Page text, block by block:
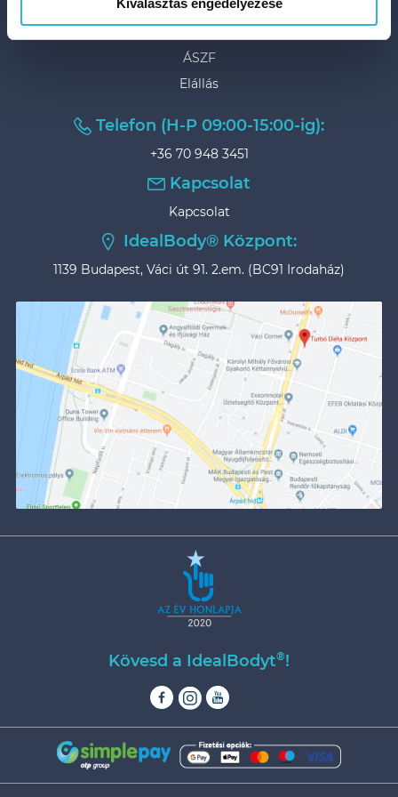
GYIK
ÁSZF
Elállás
Telefon (H-P 09:00-15:00-ig):
+36 70 948 3451
Kapcsolat
Kapcsolat
IdealBody® Központ:
1139 Budapest, Váci út 91. 2.em. (BC91 Irodaház)
Kövesd a IdealBodyt®!